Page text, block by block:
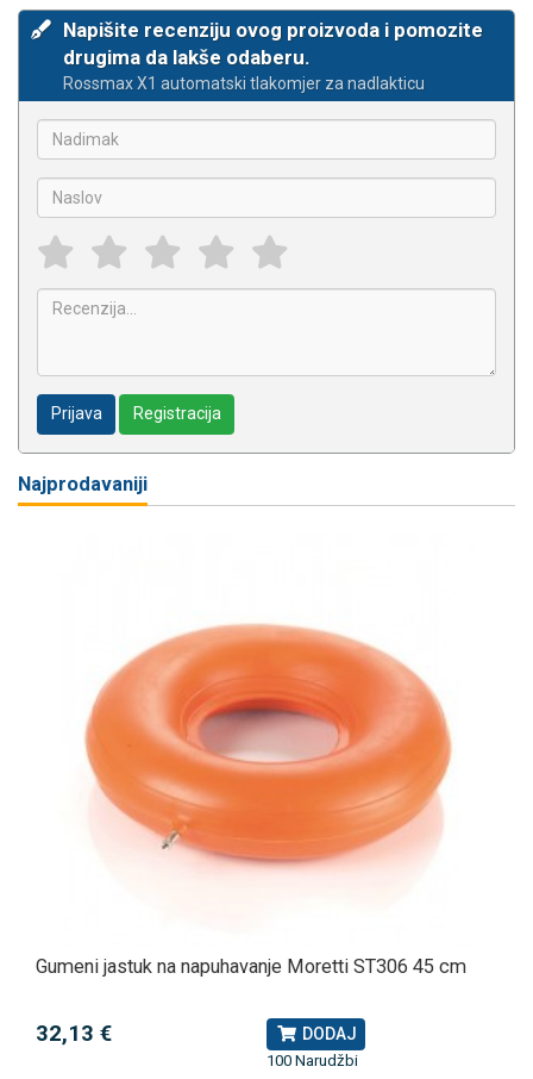
Napišite recenziju ovog proizvoda i pomozite
drugima da lakše odaberu.
Rossmax X1 automatski tlakomjer za nadlakticu
Prijava Registracija
Najprodavaniji
Gumeni jastuk na napuhavanje Moretti ST306 45 cm
32,13 € DODAJ
100 Narudžbi